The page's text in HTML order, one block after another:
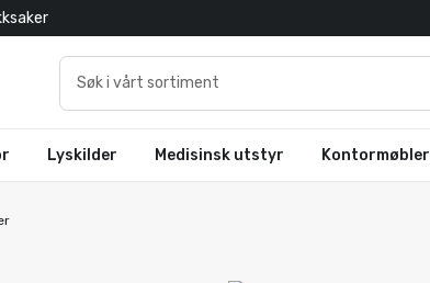
Lyskilder Medisinsk utstyr Kontormøbler